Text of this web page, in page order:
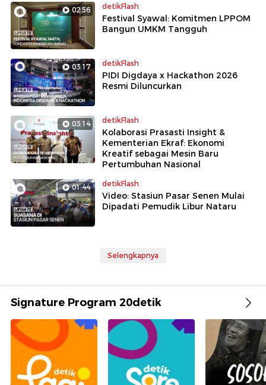
02:56 detikFlash
Festival Syawal: Komitmen LPPOM
Bangun UMKM Tangguh
03:17 detikFlash
PIDI Digdaya x Hackathon 2026
Resmi Diluncurkan
03:14 detikFlash
Kolaborasi Prasasti Insight &
Kementerian Ekraf: Ekonomi
Kreatif sebagai Mesin Baru
Pertumbuhan Nasional
01:44 detikFlash
Video: Stasiun Pasar Senen Mulai
Dipadati Pemudik Libur Nataru
Selengkapnya
Signature Program 20detik